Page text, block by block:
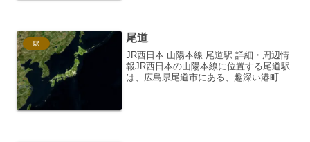
駅 尾道
JR西日本 山陽本線 尾道駅 詳細・周辺情
報JR西日本の山陽本線に位置する尾道駅
は、広島県尾道市にある、趣深い港町へ